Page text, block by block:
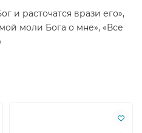
и расточатся врази его»,
моли Бога о мне», «Все